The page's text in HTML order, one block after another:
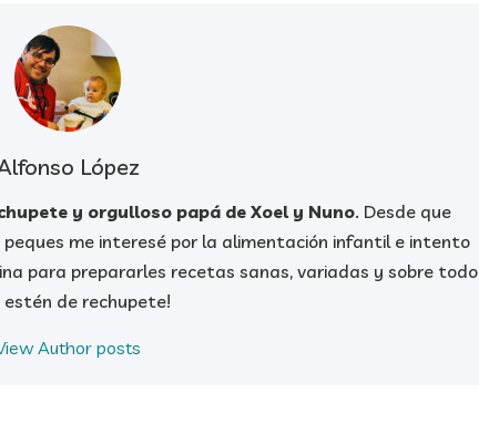
López
y orgulloso papá de Xoel y Nuno. Desde que
me interesé por la alimentación infantil e intento
para prepararles recetas sanas, variadas y sobre todo
estén de rechupete!
Author posts